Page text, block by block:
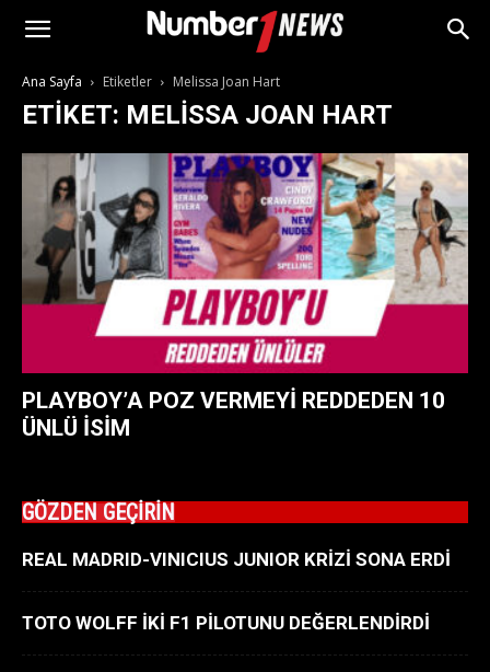
Ana Sayfa Etiketler Melissa Joan Hart
ETIKET: MELISSA JOAN HART
PLAYBOY’A POZ VERMEYI REDDEDEN 10
ÜNLÜ İSIM
GÖZDEN GEÇİRİN
REAL MADRID-VINICIUS JUNIOR KRİZİ SONA ERDİ
TOTO WOLFF İKİ F1 PİLOTUNU DEĞERLENDİRDİ